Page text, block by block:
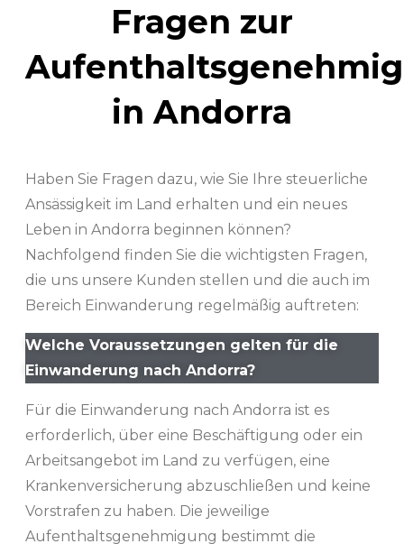
Fragen zur
in Andorra
Haben Sie Fragen dazu, wie Sie Ihre steuerliche
Ansässigkeit im Land erhalten und ein neues
Leben in Andorra beginnen können?
Nachfolgend finden Sie die wichtigsten Fragen,
die uns unsere Kunden stellen und die auch im
Bereich Einwanderung regelmäßig auftreten:
Welche Voraussetzungen gelten für die
Einwanderung nach Andorra?
Für die Einwanderung nach Andorra ist es
erforderlich, über eine Beschäftigung oder ein
Arbeitsangebot im Land zu verfügen, eine
Krankenversicherung abzuschließen und keine
Vorstrafen zu haben. Die jeweilige
Aufenthaltsgenehmigung bestimmt die